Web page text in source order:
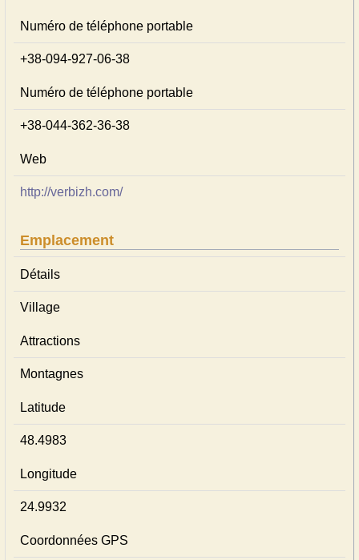
Numéro de téléphone portable
+38-094-927-06-38
Numéro de téléphone portable
+38-044-362-36-38
Web
http://verbizh.com/
Emplacement
Détails
Village
Attractions
Montagnes
Latitude
48.4983
Longitude
24.9932
Coordonnées GPS